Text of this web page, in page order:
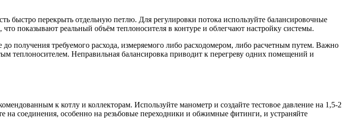
быстро перекрыть отдельную петлю. Для регулировки потока используйте балансировочные
показывают реальный объём теплоносителя в контуре и облегчают настройку системы.
получения требуемого расхода, измеряемого либо расходомером, либо расчетным путем. Важно
теплоносителем. Неправильная балансировка приводит к перегреву одних помещений и
к котлу и коллекторам. Используйте манометр и создайте тестовое давление на 1,5-2
соединения, особенно на резьбовые переходники и обжимные фитинги, и устраняйте